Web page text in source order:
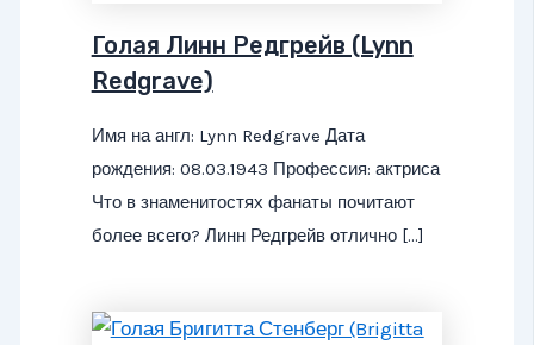
Голая Линн Редгрейв (Lynn
Redgrave)
Имя на англ: Lynn Redgrave Дата
рождения: 08.03.1943 Профессия: актриса
Что в знаменитостях фанаты почитают
более всего? Линн Редгрейв отлично […]